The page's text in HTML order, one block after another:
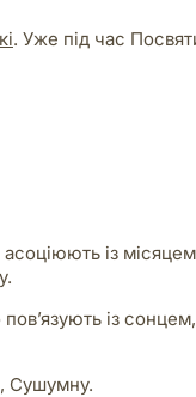
. Уже під час
із
із сонцем,
Сушумну.